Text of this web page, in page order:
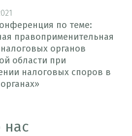
по теме:
правоприменительная
органов
области при
налоговых споров в